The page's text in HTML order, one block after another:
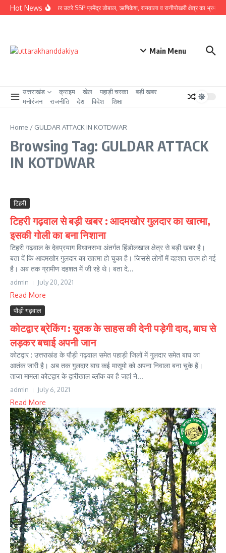
Skip to content
Hot Newsग्राउंड जीरो पर उतरे SSP प्रमेंद्र डोबाल, ऋषिकेश, रायवाला व रानीपोखरी क्षेत्र का भ्रमण
Main Menu
उत्तराखंड क्राइम खेल पहाड़ी चस्का
बड़ी खबर
मनोरंजन
राजनीति देश विदेश शिक्षा
Home / GULDAR ATTACK IN KOTDWAR
Browsing Tag: GULDAR ATTACK
IN KOTDWAR
टिहरी
टिहरी गढ़वाल से बड़ी खबर : आदमखोर गुलदार का खात्मा,
इसकी गोली का बना निशाना
टिहरी गढ़वाल के देवप्रयाग विधानसभा अंतर्गत हिंडोलखाल क्षेत्र से बड़ी खबर है।
बता दें कि आदमखोर गुलदार का खात्मा हो चुका है। जिससे लोगों में दहशत खत्म हो गई
है। अब तक ग्रामीण दहशत में जी रहे थे। बता दे...
admin July 20, 2021
Read More
पौड़ी गढ़वाल
कोटद्वार ब्रेकिंग : युवक के साहस की देनी पड़ेगी दाद, बाघ से
लड़कर बचाई अपनी जान
कोटद्वार : उत्तराखंड के पौड़ी गढ़वाल समेत पहाड़ी जिलों में गुलदार समेत बाघ का
आतंक जारी है। अब तक गुलदार बाघ कई मासूमो को अपना निवाला बना चुके हैं।
ताजा मामला कोटद्वार के द्वारीखाल ब्लॉक का है जहां ने...
admin July 6, 2021
Read More